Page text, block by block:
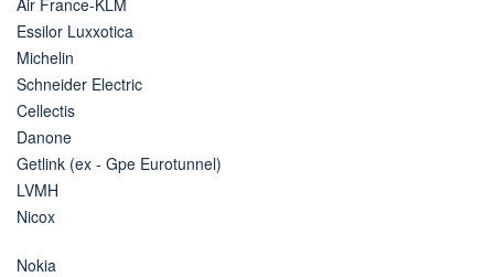
Essilor Luxxotica
Michelin
Schneider Electric
Cellectis
Danone
Getlink (ex - Gpe Eurotunnel)
LVMH
Nicox
Nokia